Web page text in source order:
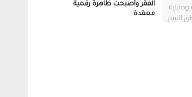
الفقر وأصبحت ظاهرة رقمية
معقدة